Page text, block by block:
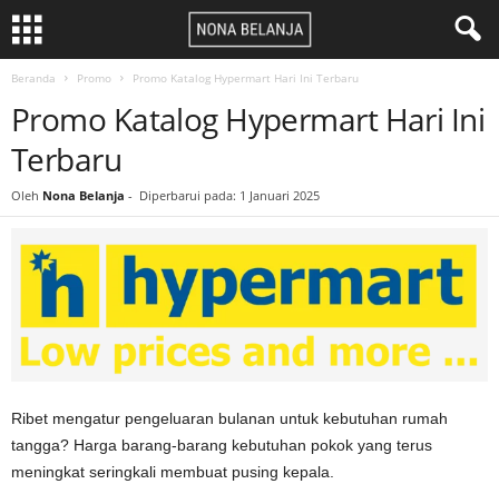
Beranda Promo Promo Katalog Hypermart Hari Ini Terbaru
Promo Katalog Hypermart Hari Ini
Terbaru
Oleh Nona Belanja - Diperbarui pada: 1 Januari 2025
Ribet mengatur pengeluaran bulanan untuk kebutuhan rumah
tangga? Harga barang-barang kebutuhan pokok yang terus
meningkat seringkali membuat pusing kepala.